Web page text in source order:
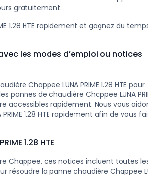
gratuitement.
1.28 HTE rapidement et gagnez du
les modes d’emploi ou notices
Chappee LUNA PRIME 1.28 HTE pour
pannes de chaudière Chappee LUNA
accessibles rapidement. Nous vous
1.28 HTE rapidement afin de vous
1.28 HTE
Chappee, ces notices incluent toutes
résoudre la panne chaudière Chappee